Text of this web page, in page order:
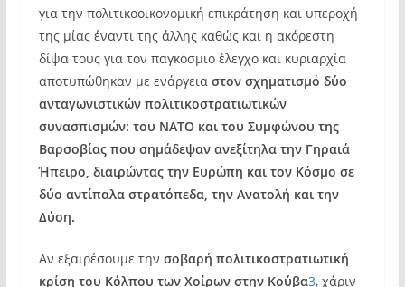
για την πολιτικοοικονομική επικράτηση και υπεροχή
της μίας έναντι της άλλης καθώς και η ακόρεστη
δίψα τους για τον παγκόσμιο έλεγχο και κυριαρχία
αποτυπώθηκαν με ενάργειαστον σχηματισμό δύο
ανταγωνιστικών πολιτικοστρατιωτικών
συνασπισμών: του ΝΑΤΟ και του Συμφώνου της
Βαρσοβίας που σημάδεψαν ανεξίτηλα την Γηραιά
Ήπειρο, διαιρώντας την Ευρώπη και τον Κόσμο σε
δύο αντίπαλα στρατόπεδα, την Ανατολή και την
Δύση.
Αν εξαιρέσουμε την σοβαρή πολιτικοστρατιωτική
κρίση του Κόλπου των Χοίρων στην Κούβα3, χάριν